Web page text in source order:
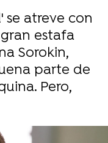
se atreve con
estafa
Sorokin,
parte de
Pero,